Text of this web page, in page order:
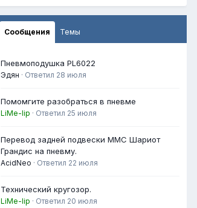
Сообщения Темы
Пневмоподушка PL6022
Эдян · Ответил 28 июля
Помомгите разобраться в пневме
LiMe-lip · Ответил 25 июля
Перевод задней подвески ММС Шариот
Грандис на пневму.
AcidNeo · Ответил 22 июля
Технический кругозор.
LiMe-lip · Ответил 20 июля